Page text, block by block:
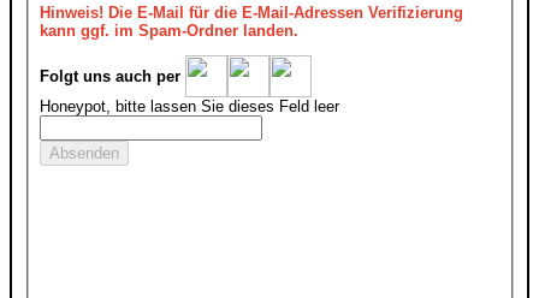
Hinweis!Die E-Mail für die E-Mail-Adressen Verifizierung
kann ggf. im Spam-Ordner landen.
Folgt uns auch per
Honeypot, bitte lassen Sie dieses Feld leer